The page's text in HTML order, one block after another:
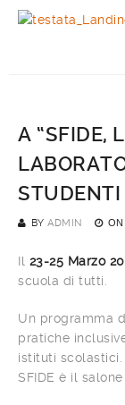
A “SFIDE,
STUDENTI
BY ADMIN ON
Il 23-25 Marzo
scuola di tutti.
Un programma
pratiche
istituti scolastici.
SFIDE è il